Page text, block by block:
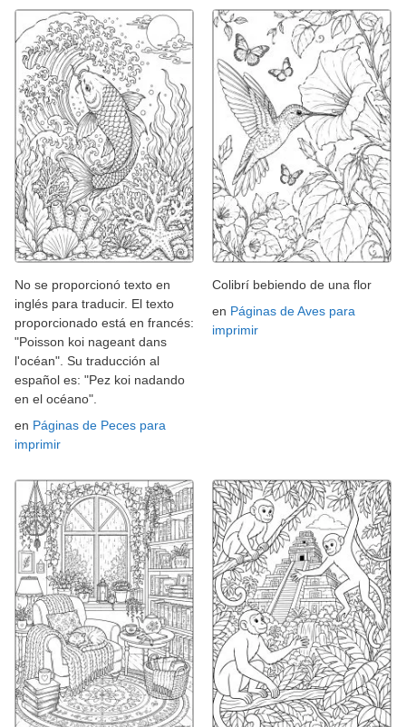
No se proporcionó texto en
inglés para traducir. El texto
proporcionado está en francés:
"Poisson koi nageant dans
l'océan". Su traducción al
español es: "Pez koi nadando
en el océano".
en Páginas de Peces para
imprimir
Colibrí bebiendo de una flor
en Páginas de Aves para
imprimir